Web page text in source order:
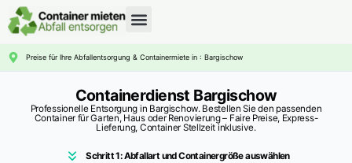
Preise für Ihre Abfallentsorgung & Containermiete in : Bargischow
Containerdienst Bargischow
Professionelle Entsorgung in Bargischow. Bestellen Sie den passenden
Container für Garten, Haus oder Renovierung – Faire Preise, Express-
Lieferung, Container Stellzeit inklusive.
Schritt 1: Abfallart und Containergröße auswählen